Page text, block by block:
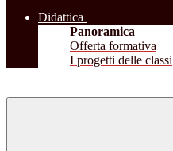
Didattica
Panoramica
Offerta formativa
I progetti delle classi